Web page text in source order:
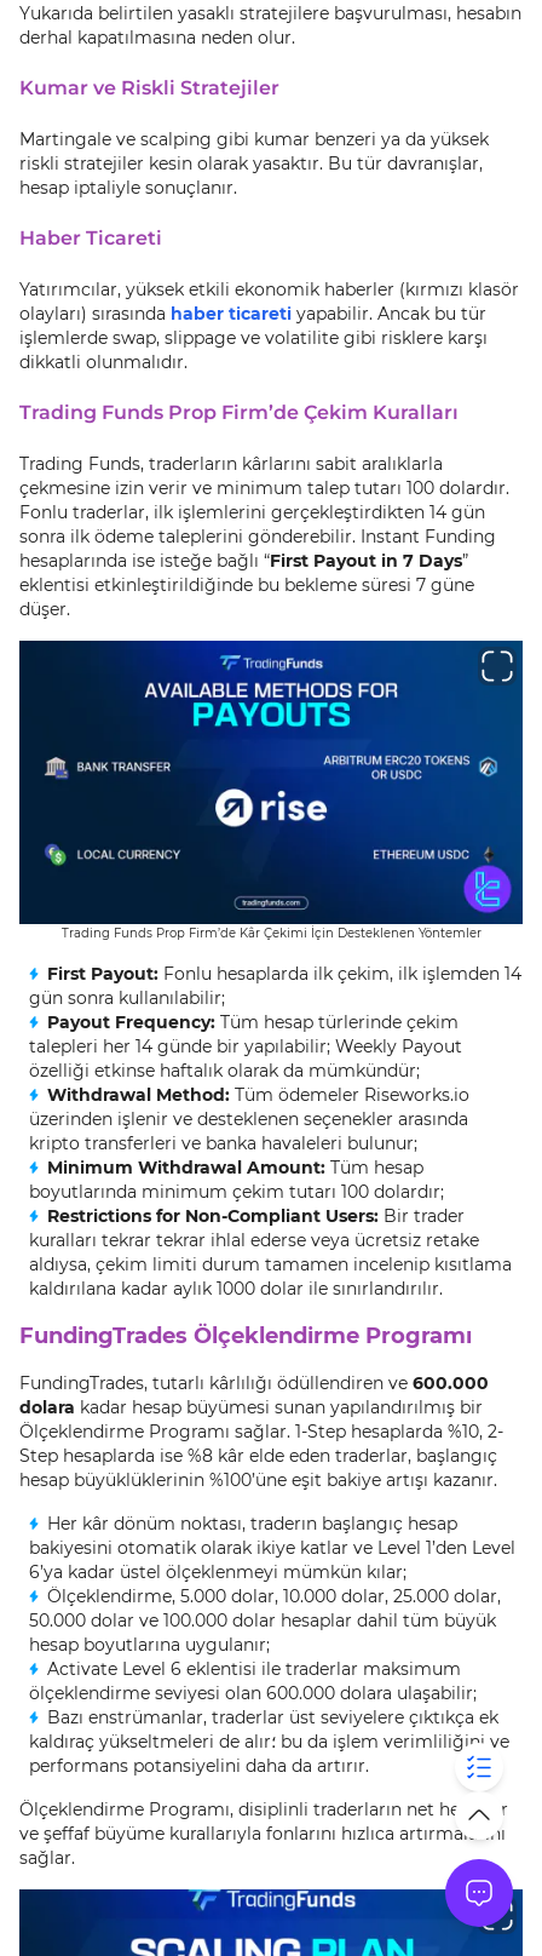
Yukarıda belirtilen yasaklı stratejilere başvurulması, hesabın
derhal kapatılmasına neden olur.
Kumar ve Riskli Stratejiler
Martingale ve scalping gibi kumar benzeri ya da yüksek
riskli stratejiler kesin olarak yasaktır. Bu tür davranışlar,
hesap iptaliyle sonuçlanır.
Haber Ticareti
Yatırımcılar, yüksek etkili ekonomik haberler (kırmızı klasör
olayları) sırasında haber ticareti yapabilir. Ancak bu tür
işlemlerde swap, slippage ve volatilite gibi risklere karşı
dikkatli olunmalıdır.
Trading Funds Prop Firm’de Çekim Kuralları
Trading Funds, traderların kârlarını sabit aralıklarla
çekmesine izin verir ve minimum talep tutarı 100 dolardır.
Fonlu traderlar, ilk işlemlerini gerçekleştirdikten 14 gün
sonra ilk ödeme taleplerini gönderebilir. Instant Funding
hesaplarında ise isteğe bağlı “First Payout in 7 Days”
eklentisi etkinleştirildiğinde bu bekleme süresi 7 güne
düşer.
Trading Funds Prop Firm’de Kâr Çekimi İçin Desteklenen Yöntemler
First Payout: Fonlu hesaplarda ilk çekim, ilk işlemden 14
gün sonra kullanılabilir;
Payout Frequency: Tüm hesap türlerinde çekim
talepleri her 14 günde bir yapılabilir; Weekly Payout
özelliği etkinse haftalık olarak da mümkündür;
Withdrawal Method: Tüm ödemeler Riseworks.io
üzerinden işlenir ve desteklenen seçenekler arasında
kripto transferleri ve banka havaleleri bulunur;
Minimum Withdrawal Amount: Tüm hesap
boyutlarında minimum çekim tutarı 100 dolardır;
Restrictions for Non-Compliant Users: Bir trader
kuralları tekrar tekrar ihlal ederse veya ücretsiz retake
aldıysa, çekim limiti durum tamamen incelenip kısıtlama
kaldırılana kadar aylık 1000 dolar ile sınırlandırılır.
FundingTrades Ölçeklendirme Programı
FundingTrades, tutarlı kârlılığı ödüllendiren ve 600.000
dolara kadar hesap büyümesi sunan yapılandırılmış bir
Ölçeklendirme Programı sağlar. 1-Step hesaplarda %10, 2-
Step hesaplarda ise %8 kâr elde eden traderlar, başlangıç
hesap büyüklüklerinin %100’üne eşit bakiye artışı kazanır.
Her kâr dönüm noktası, traderın başlangıç hesap
bakiyesini otomatik olarak ikiye katlar ve Level 1’den Level
6’ya kadar üstel ölçeklenmeyi mümkün kılar;
Ölçeklendirme, 5.000 dolar, 10.000 dolar, 25.000 dolar,
50.000 dolar ve 100.000 dolar hesaplar dahil tüm büyük
hesap boyutlarına uygulanır;
Activate Level 6 eklentisi ile traderlar maksimum
ölçeklendirme seviyesi olan 600.000 dolara ulaşabilir;
Bazı enstrümanlar, traderlar üst seviyelere çıktıkça ek
kaldıraç yükseltmeleri de alır؛ bu da işlem verimliliğini ve
performans potansiyelini daha da artırır.
Ölçeklendirme Programı, disiplinli traderların net hedefler
ve şeffaf büyüme kurallarıyla fonlarını hızlıca artırmalarını
sağlar.